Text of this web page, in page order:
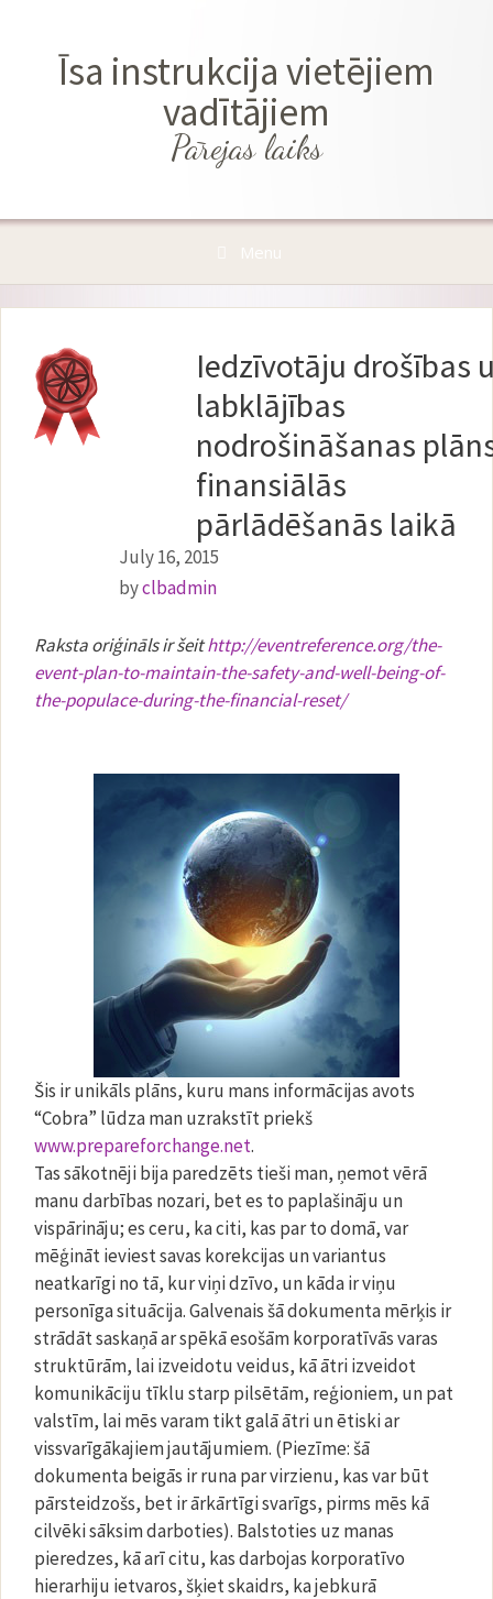
Īsa instrukcija vietējiem
vadītājiem
Pārejas laiks
Menu
Iedzīvotāju drošības
labklājības
nodrošināšanas
finansiālās
pārlādēšanās laikā
July 16, 2015
byclbadmin
Raksta oriģināls ir šeithttp://eventreference.org/the-
event-plan-to-maintain-the-safety-and-well-being-of-
the-populace-during-the-financial-reset/
Šis ir unikāls plāns, kuru mans informācijas avots
“Cobra” lūdza man uzrakstīt priekš
www.prepareforchange.net.
Tas sākotnēji bija paredzēts tieši man, ņemot vērā
manu darbības nozari, bet es to paplašināju un
vispārināju; es ceru, ka citi, kas par to domā, var
mēģināt ieviest savas korekcijas un variantus
neatkarīgi no tā, kur viņi dzīvo, un kāda ir viņu
personīga situācija. Galvenais šā dokumenta mērķis ir
strādāt saskaņā ar spēkā esošām korporatīvās varas
struktūrām, lai izveidotu veidus, kā ātri izveidot
komunikāciju tīklu starp pilsētām, reģioniem, un pat
valstīm, lai mēs varam tikt galā ātri un ētiski ar
vissvarīgākajiem jautājumiem. (Piezīme: šā
dokumenta beigās ir runa par virzienu, kas var būt
pārsteidzošs, bet ir ārkārtīgi svarīgs, pirms mēs kā
cilvēki sāksim darboties). Balstoties uz manas
pieredzes, kā arī citu, kas darbojas korporatīvo
hierarhiju ietvaros, šķiet skaidrs, ka jebkurā